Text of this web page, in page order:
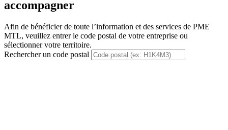
accompagner
Afin de bénéficier de toute l’information et des services de PME
MTL, veuillez entrer le code postal de votre entreprise ou
sélectionner votre territoire.
Rechercher un code postal